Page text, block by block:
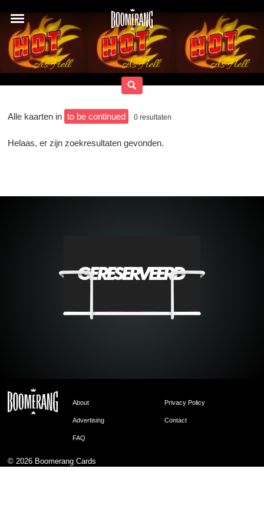
Alle kaarten in to be continued 0 resultaten
Helaas, er zijn zoekresultaten gevonden.
About Privacy Policy
Advertising Contact
FAQ
© 2026 Boomerang Cards